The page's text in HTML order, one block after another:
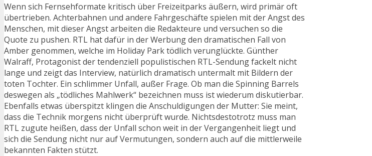
Wenn sich Fernsehformate kritisch über Freizeitparks äußern, wird primär oft
übertrieben. Achterbahnen und andere Fahrgeschäfte spielen mit der Angst des
Menschen, mit dieser Angst arbeiten die Redakteure und versuchen so die
Quote zu pushen. RTL hat dafür in der Werbung den dramatischen Fall von
Amber genommen, welche im Holiday Park tödlich verunglückte. Günther
Walraff, Protagonist der tendenziell populistischen RTL-Sendung fackelt nicht
lange und zeigt das Interview, natürlich dramatisch untermalt mit Bildern der
toten Tochter. Ein schlimmer Unfall, außer Frage. Ob man die Spinning Barrels
deswegen als „tödliches Mahlwerk“ bezeichnen muss ist wiederum diskutierbar.
Ebenfalls etwas überspitzt klingen die Anschuldigungen der Mutter: Sie meint,
dass die Technik morgens nicht überprüft wurde. Nichtsdestotrotz muss man
RTL zugute heißen, dass der Unfall schon weit in der Vergangenheit liegt und
sich die Sendung nicht nur auf Vermutungen, sondern auch auf die mittlerweile
bekannten Fakten stützt.